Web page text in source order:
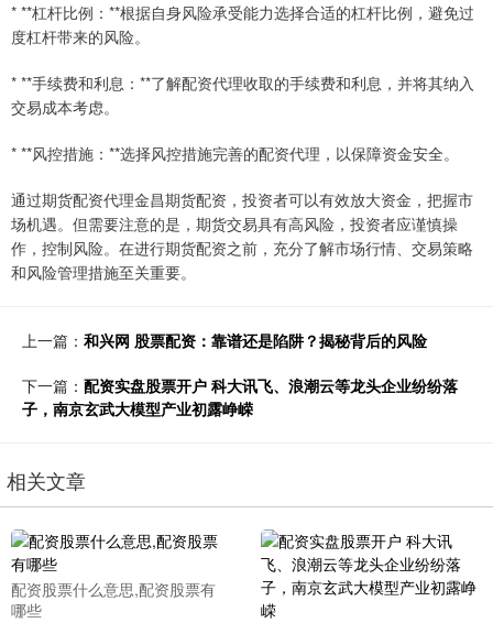
* **杠杆比例：**根据自身风险承受能力选择合适的杠杆比例，避免过
度杠杆带来的风险。
* **手续费和利息：**了解配资代理收取的手续费和利息，并将其纳入
交易成本考虑。
* **风控措施：**选择风控措施完善的配资代理，以保障资金安全。
通过期货配资代理金昌期货配资，投资者可以有效放大资金，把握市
场机遇。但需要注意的是，期货交易具有高风险，投资者应谨慎操
作，控制风险。在进行期货配资之前，充分了解市场行情、交易策略
和风险管理措施至关重要。
上一篇： 和兴网 股票配资：靠谱还是陷阱？揭秘背后的风险
下一篇： 配资实盘股票开户 科大讯飞、浪潮云等龙头企业纷纷落
子，南京玄武大模型产业初露峥嵘
相关文章
配资股票什么意思,配资股票有
哪些